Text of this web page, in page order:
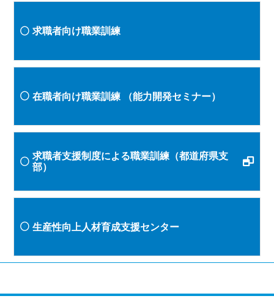
求職者向け職業訓練
在職者向け職業訓練 （能力開発セミナー）
求職者支援制度による職業訓練（都道府県支
部）
生産性向上人材育成支援センター